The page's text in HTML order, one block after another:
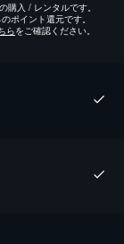
入 / レンタルです。
ポイント還元です。
らをご確認ください。